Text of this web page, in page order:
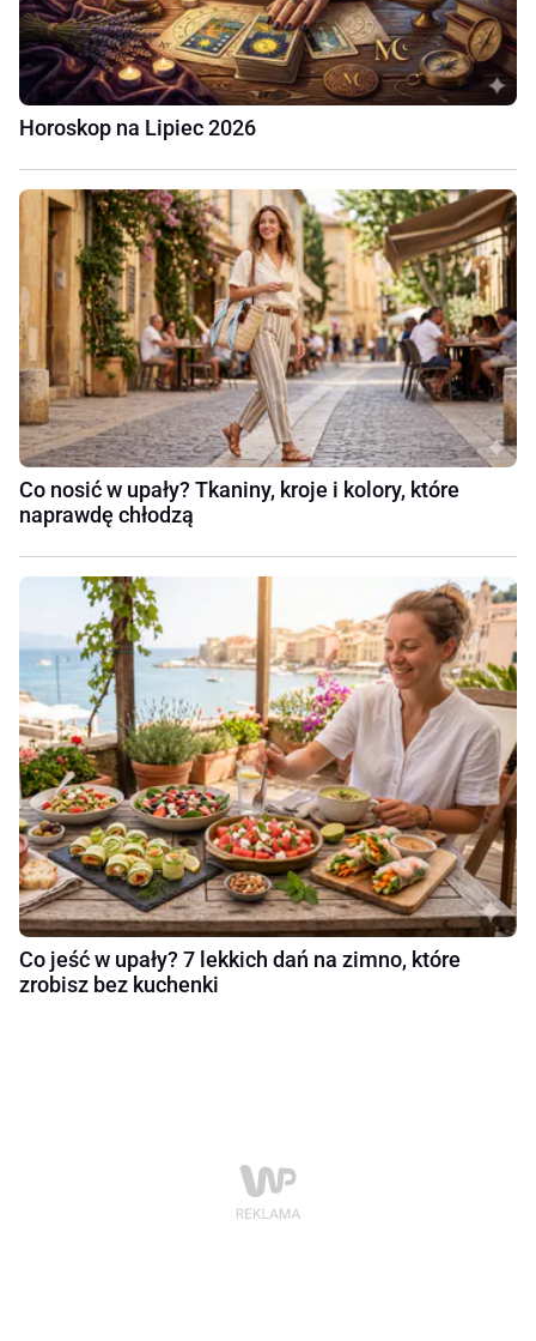
Horoskop na Lipiec 2026
Co nosić w upały? Tkaniny, kroje i kolory, które
naprawdę chłodzą
Co jeść w upały? 7 lekkich dań na zimno, które
zrobisz bez kuchenki